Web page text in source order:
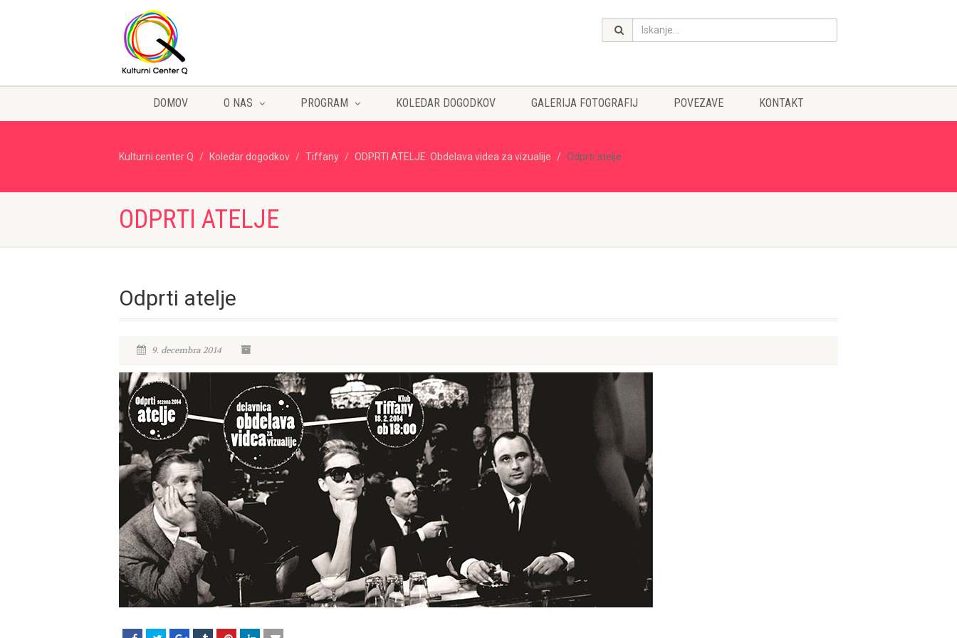
DOMOV O NAS PROGRAM KOLEDAR DOGODKOV GALERIJA FOTOGRAFIJ POVEZAVE KONTAKT
Kulturni center Q Koledar dogodkov Tiffany ODPRTI ATELJE: Obdelava videa za vizualije Odprti atelje
ODPRTI ATELJE
Odprti atelje
9. decembra 2014